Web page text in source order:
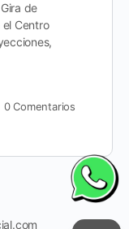
de
Centro
0Comentarios